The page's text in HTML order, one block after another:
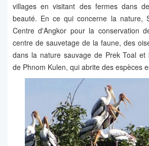
villages en visitant des fermes dans
beauté. En ce qui concerne la nature,
Centre d'Angkor pour la conservation
centre de sauvetage de la faune, des
dans la nature sauvage de Prek Toal et
de Phnom Kulen, qui abrite des espèces